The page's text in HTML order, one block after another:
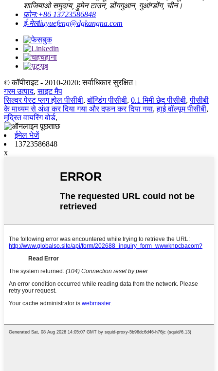
शाजियाओ समुदाय, हुमेन टाउन, डोंगगुआन, गुआंग्डोंग, चीन।
फ़ोन:+86 13723586848
ई-मेलliuyuefeng@dgkangna.com
© कॉपीराइट - 2010-2020: सर्वाधिकार सुरक्षित।
गरम उत्पाद,साइट मैप
सिल्वर पेस्ट प्लग होल पीसीबी,बॉन्डिंग पीसीबी, 0.1 मिमी छेद पीसीबी,पीसीबी
के माध्यम से अंधा कर दिया गया और दफन कर दिया गया,हाई वॉल्यूम पीसीबी,
मुद्रित वायरिंग बोर्ड,
ईमेल भेजें
13723586848
x